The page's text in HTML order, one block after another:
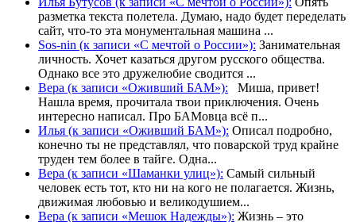
разметка текста полетела. Думаю, надо будет переделать
сайт, что-то эта монументальная машина ...
Sos-nin (к записи «С мечтой о России»): Занимательная
личность. Хочет казаться другом русского общества.
Однако все это дружелюбие сводится ...
Вера (к записи «Оживший БАМ»): Миша, привет!
Нашла время, прочитала твои приключения. Очень
интересно написал. Про БАМовца всё п...
Илья (к записи «Оживший БАМ»): Описал подробно,
конечно ты не представлял, что поварской труд крайне
труден тем более в тайге. Одна...
Вера (к записи «Шаманки улиц»): Самый сильный
человек есть тот, кто ни на кого не полагается. Жизнь,
движимая любовью и великодушием...
Вера (к записи «Мешок Надежды»): Жизнь – это